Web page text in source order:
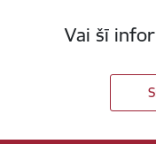
Vai šī